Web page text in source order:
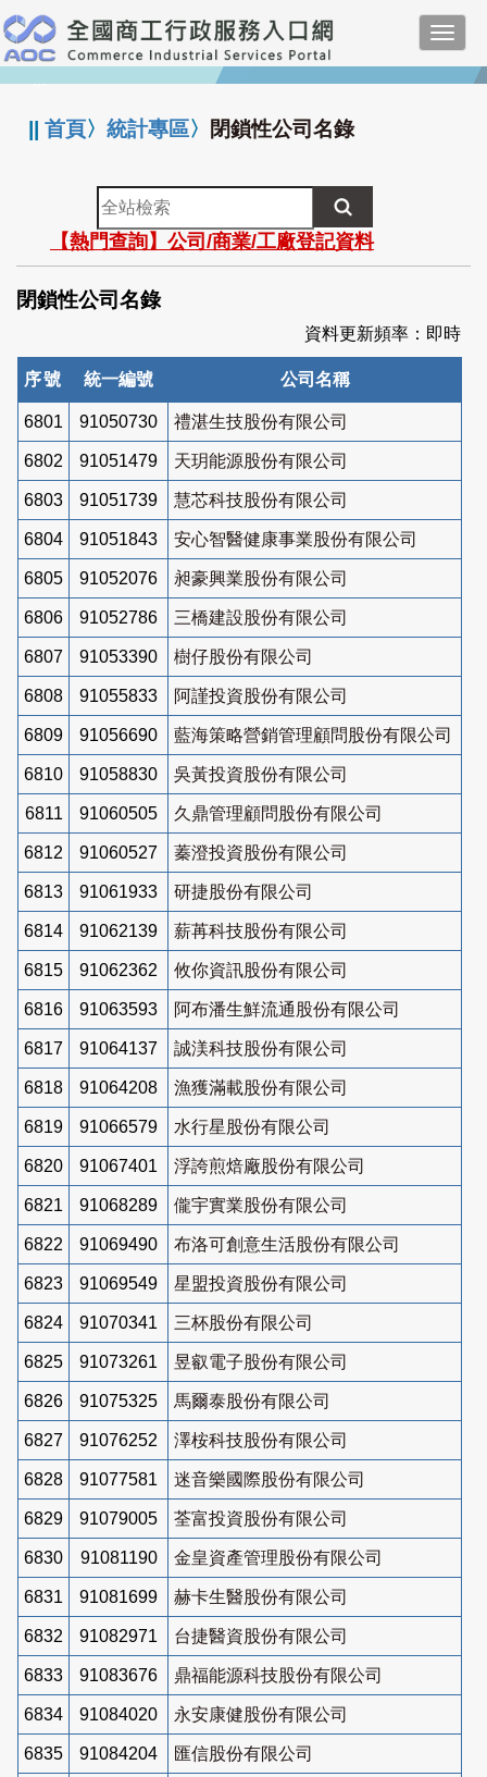
跳
到
主
要
:::
||首頁〉統計專區〉 閉鎖性公司名錄
全
站
檢
索
【熱門查詢】公司/商業/工廠登記資料
閉鎖性公司名錄
資料更新頻率：即時
序號 統一編號 公司名稱
6801 91050730 禮湛生技股份有限公司
6802 91051479 天玥能源股份有限公司
6803 91051739 慧芯科技股份有限公司
6804 91051843 安心智醫健康事業股份有限公司
6805 91052076 昶豪興業股份有限公司
6806 91052786 三橋建設股份有限公司
6807 91053390 樹仔股份有限公司
6808 91055833 阿謹投資股份有限公司
6809 91056690 藍海策略營銷管理顧問股份有限公司
6810 91058830 吳黃投資股份有限公司
6811 91060505 久鼎管理顧問股份有限公司
6812 91060527 蓁澄投資股份有限公司
6813 91061933 研捷股份有限公司
6814 91062139 薪苒科技股份有限公司
6815 91062362 攸你資訊股份有限公司
6816 91063593 阿布潘生鮮流通股份有限公司
6817 91064137 誠渼科技股份有限公司
6818 91064208 漁獲滿載股份有限公司
6819 91066579 水行星股份有限公司
6820 91067401 浮誇煎焙廠股份有限公司
6821 91068289 儱宇實業股份有限公司
6822 91069490 布洛可創意生活股份有限公司
6823 91069549 星盟投資股份有限公司
6824 91070341 三杯股份有限公司
6825 91073261 昱叡電子股份有限公司
6826 91075325 馬爾泰股份有限公司
6827 91076252 澤桉科技股份有限公司
6828 91077581 迷音樂國際股份有限公司
6829 91079005 荃富投資股份有限公司
6830 91081190 金皇資產管理股份有限公司
6831 91081699 赫卡生醫股份有限公司
6832 91082971 台捷醫資股份有限公司
6833 91083676 鼎福能源科技股份有限公司
6834 91084020 永安康健股份有限公司
6835 91084204 匯信股份有限公司